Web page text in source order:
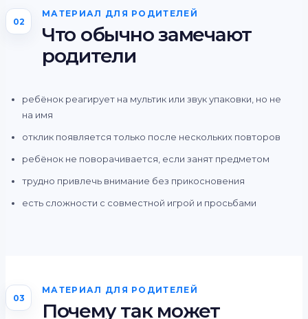
02
МАТЕРИАЛ ДЛЯ РОДИТЕЛЕЙ
Что обычно замечают
родители
ребёнок реагирует на мультик или звук упаковки, но не
на имя
отклик появляется только после нескольких повторов
ребёнок не поворачивается, если занят предметом
трудно привлечь внимание без прикосновения
есть сложности с совместной игрой и просьбами
03
МАТЕРИАЛ ДЛЯ РОДИТЕЛЕЙ
Почему так может